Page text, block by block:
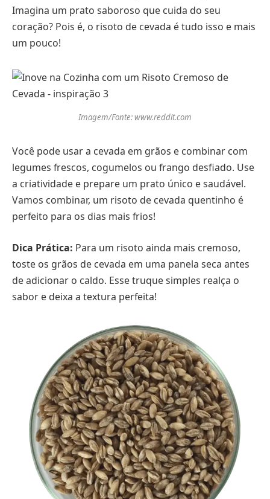
Imagina um prato saboroso que cuida do seu
coração? Pois é, o risoto de cevada é tudo isso e mais
um pouco!
Imagem/Fonte: www.reddit.com
Você pode usar a cevada em grãos e combinar com
legumes frescos, cogumelos ou frango desfiado. Use
a criatividade e prepare um prato único e saudável.
Vamos combinar, um risoto de cevada quentinho é
perfeito para os dias mais frios!
Dica Prática: Para um risoto ainda mais cremoso,
toste os grãos de cevada em uma panela seca antes
de adicionar o caldo. Esse truque simples realça o
sabor e deixa a textura perfeita!